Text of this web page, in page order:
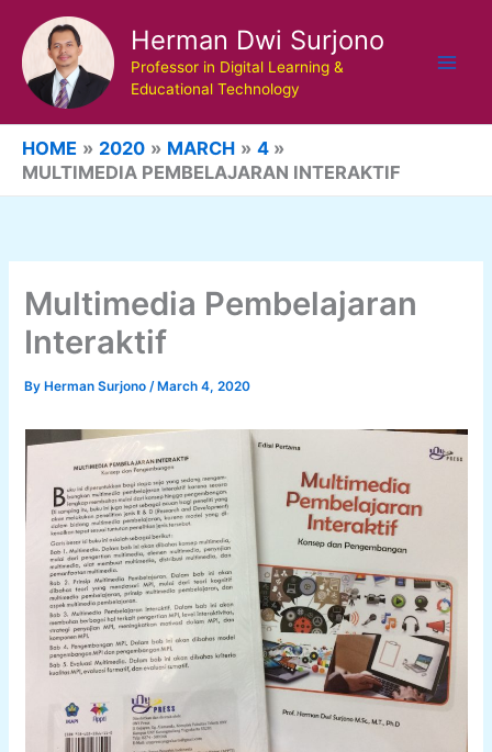
content
Herman Dwi Surjono
Professor in Digital Learning &
Educational Technology
HOME 2020 MARCH
4
MULTIMEDIA PEMBELAJARAN INTERAKTIF
Multimedia Pembelajaran
Interaktif
By Herman Surjono/ March 4, 2020